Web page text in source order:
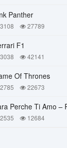
Panther
27789
F1
42141
Of Thrones
22673
12684